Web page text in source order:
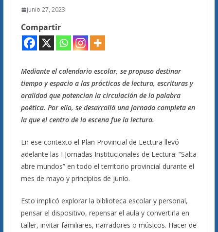
junio 27, 2023
Compartir
Mediante el calendario escolar, se propuso destinar
tiempo y espacio a las prácticas de lectura, escrituras y
oralidad que potencian la circulación de la palabra
poética. Por ello, se desarrolló una jornada completa en
la que el centro de la escena fue la lectura.
En ese contexto el Plan Provincial de Lectura llevó
adelante las I Jornadas Institucionales de Lectura: “Salta
abre mundos” en todo el territorio provincial durante el
mes de mayo y principios de junio.
Esto implicó explorar la biblioteca escolar y personal,
pensar el dispositivo, repensar el aula y convertirla en
taller, invitar familiares, narradores o músicos. Hacer de